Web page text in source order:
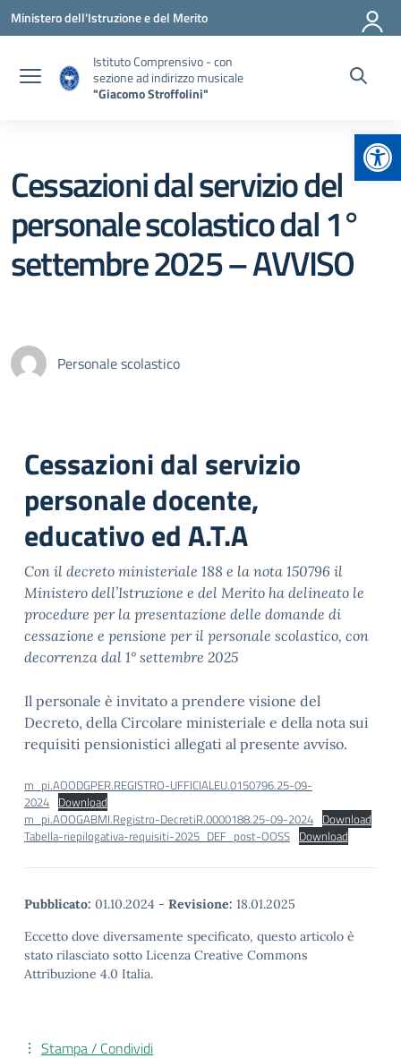
Vai ai contenuti
Vai al menu di navigazione
Vai al footer
Ministero dell'Istruzione e del Merito
Istituto Comprensivo - con
sezione ad indirizzo musicale
"Giacomo Stroffolini"
Cessazioni dal servizio del
personale scolastico dal 1°
settembre 2025 – AVVISO
Personale scolastico
Cessazioni dal servizio
personale docente,
educativo ed A.T.A
Con il decreto ministeriale 188 e la nota 150796 il
Ministero dell’Istruzione e del Merito ha delineato le
procedure per la presentazione delle domande di
cessazione e pensione per il personale scolastico, con
decorrenza dal 1° settembre 2025
Il personale è invitato a prendere visione del
Decreto, della Circolare ministeriale e della nota sui
requisiti pensionistici allegati al presente avviso.
m_pi.AOODGPER.REGISTRO-UFFICIALEU.0150796.25-09-
2024 Download
m_pi.AOOGABMI.Registro-DecretiR.0000188.25-09-2024 Download
Tabella-riepilogativa-requisiti-2025_DEF_post-OOSS Download
Pubblicato: 01.10.2024 - Revisione: 18.01.2025
Eccetto dove diversamente specificato, questo articolo è
stato rilasciato sotto Licenza Creative Commons
Attribuzione 4.0 Italia.
Stampa / Condividi